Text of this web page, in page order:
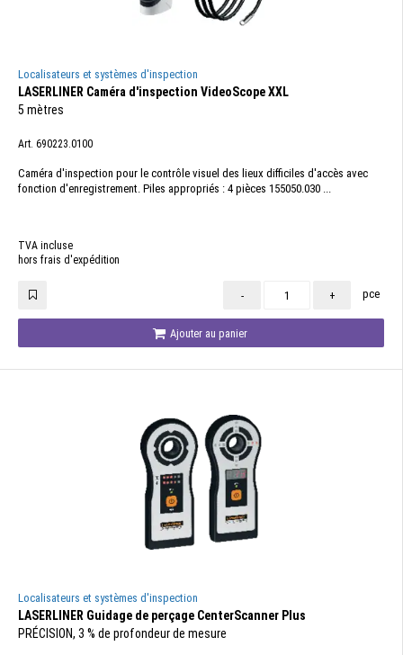
Localisateurs et systèmes d'inspection
LASERLINER Caméra d'inspection VideoScope XXL
5 mètres
Art. 690223.0100
Caméra d'inspection pour le contrôle visuel des lieux difficiles d'accès avec
fonction d'enregistrement. Piles appropriés : 4 pièces 155050.030 ...
TVA incluse
hors frais d'expédition
- + pce
Ajouter au panier
Localisateurs et systèmes d'inspection
LASERLINER Guidage de perçage CenterScanner Plus
PRÉCISION, 3 % de profondeur de mesure